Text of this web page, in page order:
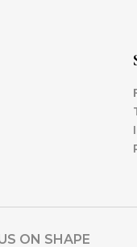
ON SHAPE